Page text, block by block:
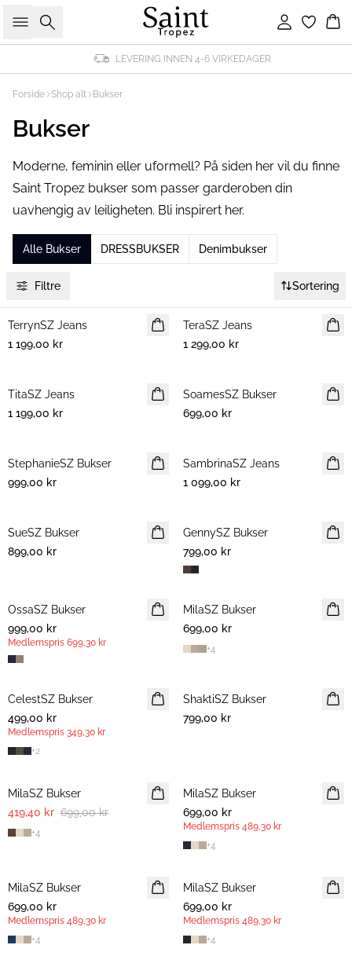
Søk Logg inn
LEVERING INNEN 4-6 VIRKEDAGER
Forside Shop alt Bukser
Bukser
Moderne, feminin eller uformell? På siden her vil du finne
Saint Tropez bukser som passer garderoben din
uavhengig av leiligheten. Bli inspirert her.
Alle Bukser DRESSBUKSER Denimbukser
Filtre Sortering
NYHET
TerrynSZ Jeans
1 199,00 kr
NYHET
TeraSZ Jeans
1 299,00 kr
NYHET
TitaSZ Jeans
1 199,00 kr
NYHET
SoamesSZ Bukser
699,00 kr
NYHET
StephanieSZ Bukser
999,00 kr
NYHET
SambrinaSZ Jeans
1 099,00 kr
NYHET
SueSZ Bukser
899,00 kr
NYHET
GennySZ Bukser
799,00 kr
NYHET
MEDLEMSTILBUD
OssaSZ Bukser
999,00 kr
Medlemspris 699,30 kr
NYHET
MilaSZ Bukser
699,00 kr
+4
MEDLEMSTILBUD
CelestSZ Bukser
499,00 kr
Medlemspris 349,30 kr
+2
NYHET
ShaktiSZ Bukser
799,00 kr
MilaSZ Bukser
419,40 kr 699,00 kr
+4
NYHET
MEDLEMSTILBUD
MilaSZ Bukser
699,00 kr
Medlemspris 489,30 kr
+4
NYHET
MEDLEMSTILBUD
MilaSZ Bukser
699,00 kr
Medlemspris 489,30 kr
+4
MEDLEMSTILBUD
MilaSZ Bukser
699,00 kr
Medlemspris 489,30 kr
+4